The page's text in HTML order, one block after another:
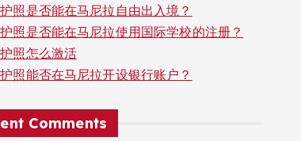
照是否能在马尼拉自由出入境？
照是否能在马尼拉使用国际学校的注册？
照怎么激活
照能否在马尼拉开设银行账户？
Comments